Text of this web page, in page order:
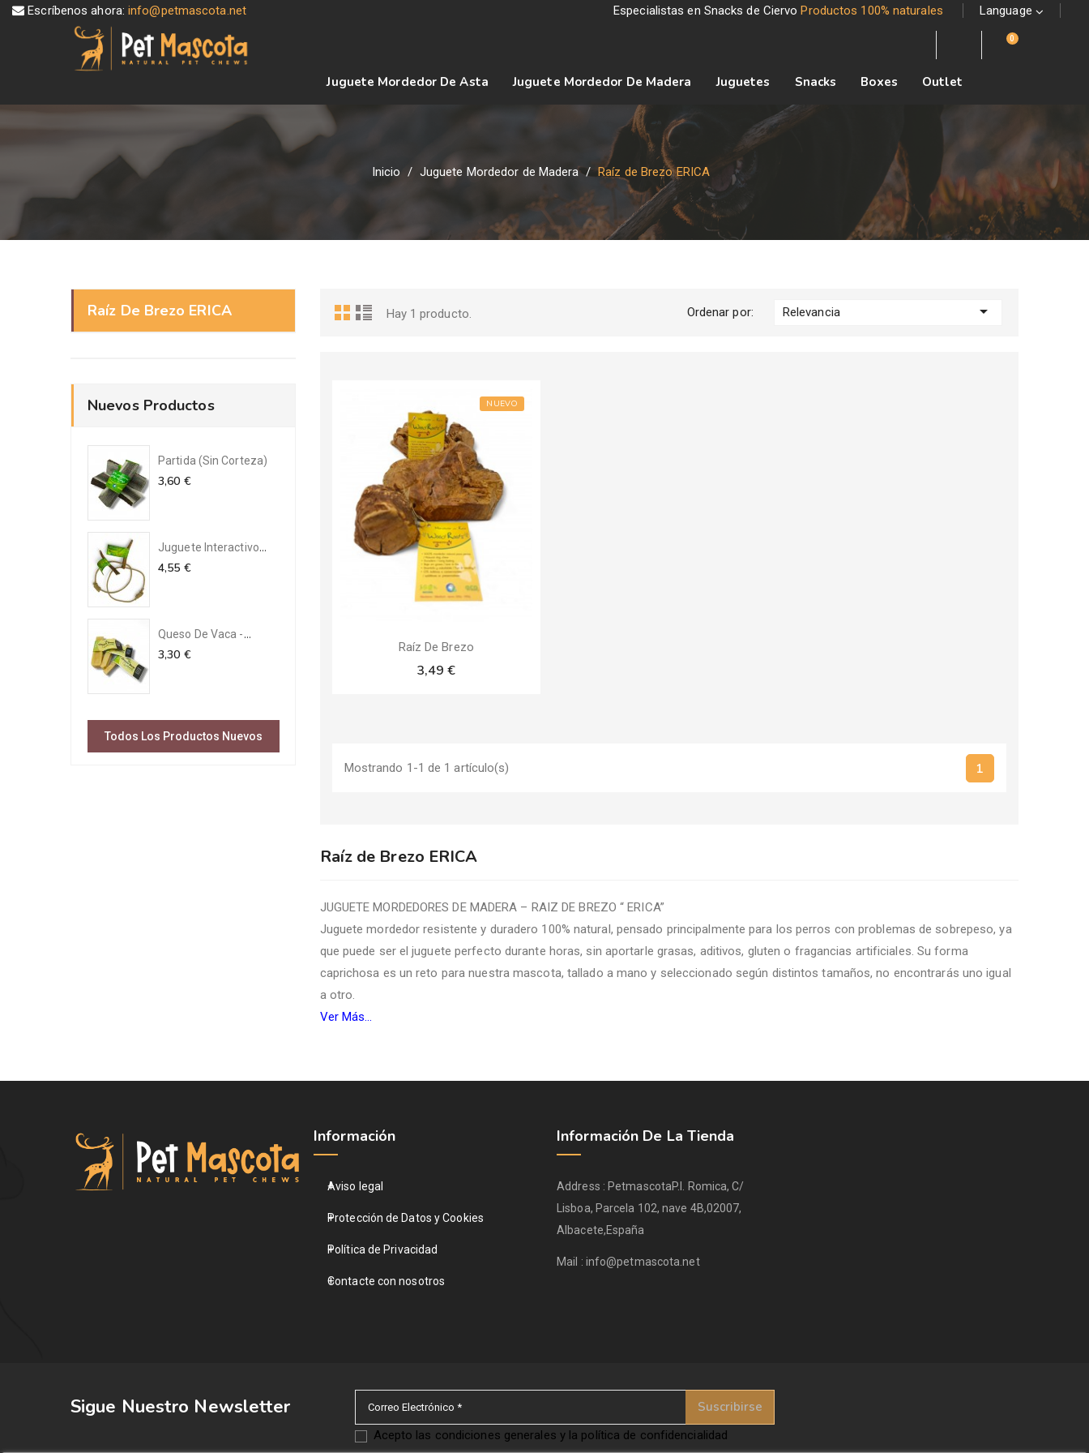
Escríbenos ahora: info@petmascota.net Especialistas en Snacks de CiervoProductos 100% naturales Language
0
Juguete Mordedor De Asta Juguete Mordedor De Madera Juguetes Snacks Boxes Outlet
Inicio Juguete Mordedor de Madera Raíz de Brezo ERICA
Raíz De Brezo ERICA
Nuevos Productos
Partida (Sin Corteza)
3,60 €
Juguete Interactivo
4,55 €
Queso De Vaca -
3,30 €
Todos Los Productos Nuevos
Hay 1 producto. Ordenar por: Relevancia 
NUEVO
Raíz De Brezo
3,49 €
Mostrando 1-1 de 1 artículo(s) 1
Raíz de Brezo ERICA
JUGUETE MORDEDORES DE MADERA – RAIZ DE BREZO “ ERICA”
Juguete mordedor resistente y duradero 100% natural, pensado principalmente para los perros con problemas de sobrepeso, ya
que puede ser el juguete perfecto durante horas, sin aportarle grasas, aditivos, gluten o fragancias artificiales. Su forma
caprichosa es un reto para nuestra mascota, tallado a mano y seleccionado según distintos tamaños, no encontrarás uno igual
a otro.
Ver Más...
Información
Aviso legal
Protección de Datos y Cookies
Política de Privacidad
Contacte con nosotros
Información De La Tienda
Address : PetmascotaP.I. Romica, C/
Lisboa, Parcela 102, nave 4B,02007,
Albacete,España
Mail : info@petmascota.net
Sigue Nuestro Newsletter
Acepto las condiciones generales y la política de confidencialidad